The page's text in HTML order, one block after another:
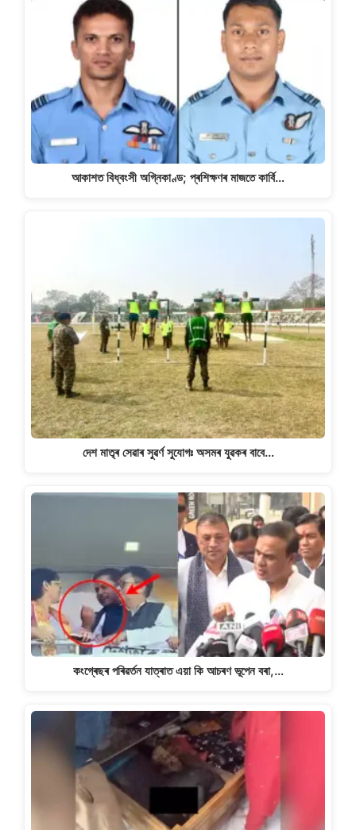
আকাশত বিধ্বংসী অগ্নিকাণ্ড; প্ৰশিক্ষণৰ মাজতে কাৰ্বি…
দেশ মাতৃৰ সেৱাৰ সুৱৰ্ণ সুযোগঃ অসমৰ যুৱকৰ বাবে…
কংগ্ৰেছৰ পৰিৱৰ্তন যাত্ৰাত এয়া কি আচৰণ ভূপেন বৰা,…